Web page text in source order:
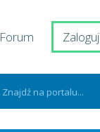
Zaloguj
Forum